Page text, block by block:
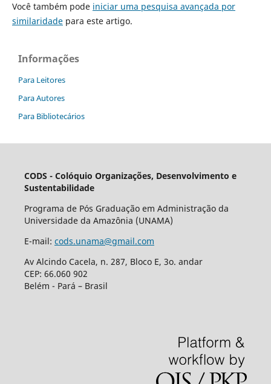
Você também pode iniciar uma pesquisa avançada por
similaridadepara este artigo.
Informações
Para Leitores
Para Autores
Para Bibliotecários
CODS - Colóquio Organizações, Desenvolvimento e
Sustentabilidade
Programa de Pós Graduação em Administração da
Universidade da Amazônia (UNAMA)
E-mail: cods.unama@gmail.com
Av Alcindo Cacela, n. 287, Bloco E, 3o. andar
CEP: 66.060 902
Belém - Pará – Brasil